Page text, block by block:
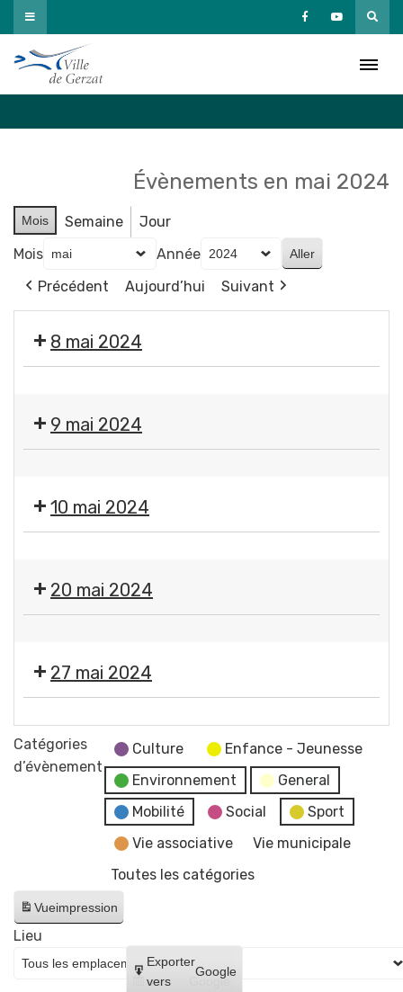
Passer
au
contenu
Évènements en mai 2024
Mois Semaine
Jour
Mois
Année
Précédent
Aujourd’hui Suivant
8 mai 2024
des
services
9 mai 2024
des
services
10 mai 2024
des
services
20 mai 2024
des
services
municipaux
27 mai 2024
France
Services
Catégories
d’évènement
Culture
Enfance - Jeunesse
Environnement
General
Mobilité
Social
Sport
Vie associative
Vie municipale
Toutes les catégories
Vueimpression
Créer
un
Google
Exporter
vers
Google
Lieu